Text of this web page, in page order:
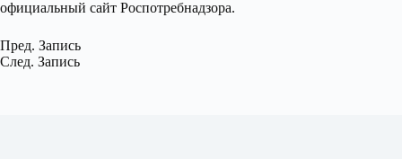
официальный сайт Роспотребнадзора.
Пред. Запись
След. Запись